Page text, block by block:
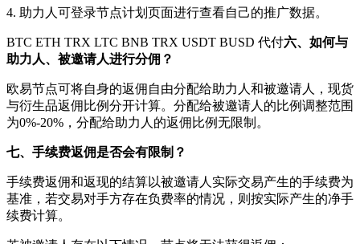
4. 助力人可登录节点计划页面进行查看自己的推广数据。
BTC ETH TRX LTC BNB TRX USDT BUSD 代付六、如何与
助力人、被邀请人进行分佣？
欧易节点可将自身的返佣自由分配给助力人和被邀请人，现货
与衍生品返佣比例分开计算。分配给被邀请人的比例调整范围
为0%-20%，分配给助力人的返佣比例无限制。
七、手续费返佣是否会有限制？
手续费返佣和返现的结算以被邀请人实际交易产生的手续费为
基准，若交易对手方存在负费率的情况，则按实际产生的净手
续费计算。